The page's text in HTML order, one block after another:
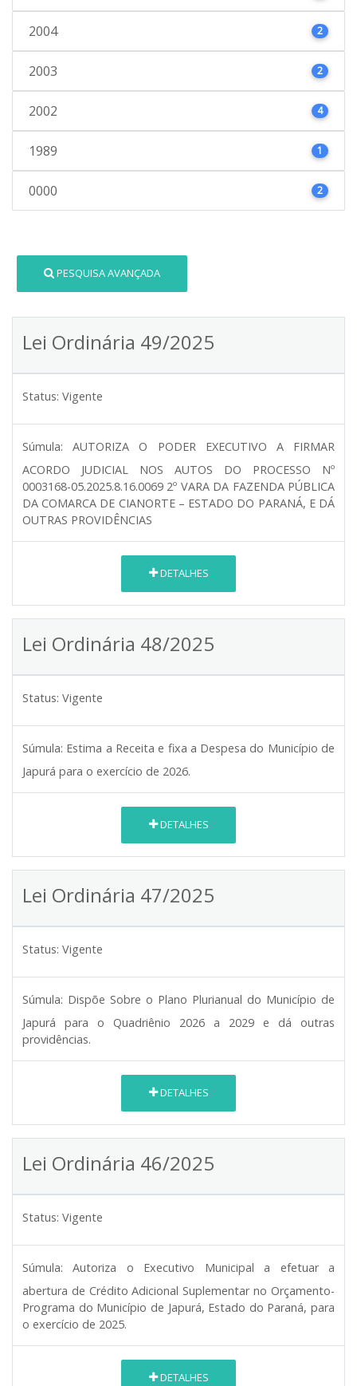
2004 2
2003 2
2002 4
1989 1
0000 2
PESQUISA AVANÇADA
Lei Ordinária 49/2025
Status: Vigente
Súmula:
AUTORIZA O PODER EXECUTIVO A FIRMAR
ACORDO JUDICIAL NOS AUTOS DO PROCESSO Nº
0003168-05.2025.8.16.0069 2º VARA DA FAZENDA PÚBLICA
DA COMARCA DE CIANORTE – ESTADO DO PARANÁ, E DÁ
OUTRAS PROVIDÊNCIAS
DETALHES
Lei Ordinária 48/2025
Status: Vigente
Súmula: Estima a Receita e fixa a Despesa do Município de
Japurá para o exercício de 2026.
DETALHES
Lei Ordinária 47/2025
Status: Vigente
Súmula: Dispõe Sobre o Plano Plurianual do Município de
Japurá para o Quadriênio 2026 a 2029 e dá outras
providências.
DETALHES
Lei Ordinária 46/2025
Status: Vigente
Súmula:
Autoriza o Executivo Municipal a efetuar a
abertura de Crédito Adicional Suplementar no Orçamento-
Programa do Município de Japurá, Estado do Paraná, para
o exercício de 2025.
DETALHES